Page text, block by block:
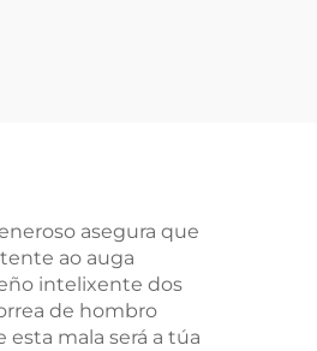
asegura que
ao auga
intelixente dos
de hombro
mala será a túa